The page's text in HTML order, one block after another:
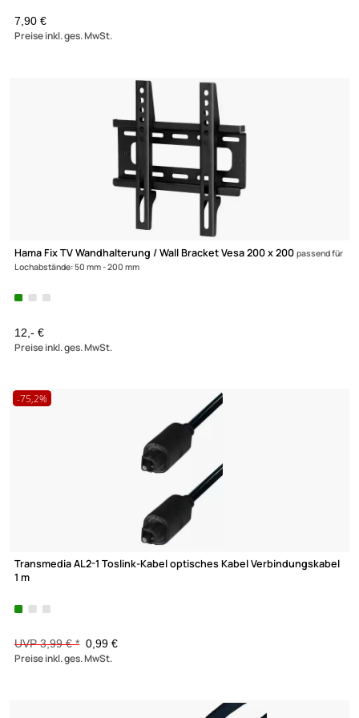
nach DIN VDE 0250-204
Preise inkl. ges. MwSt.
Netzkabel Länge: 5 m schwarz Eurostecker>Doppelbuchse